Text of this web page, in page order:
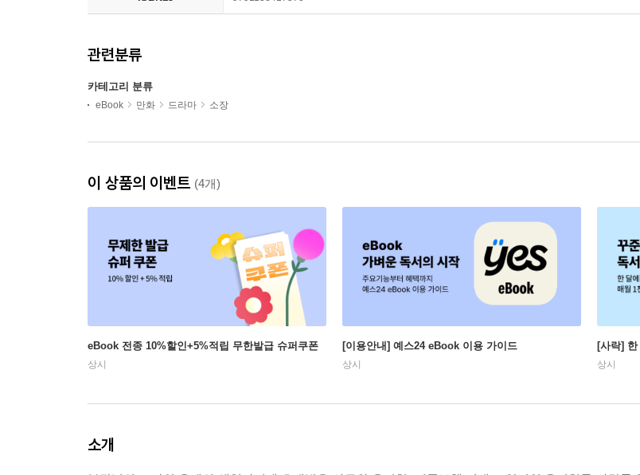
관련분류
카테고리 분류
eBook 만화 드라마 소장
이 상품의 이벤트 (4개)
eBook 전종 10%할인+5%적립 무한발급 슈퍼쿠폰
상시
[이용안내] 예스24 eBook 이용 가이드
상시
[사락]
상시
소개